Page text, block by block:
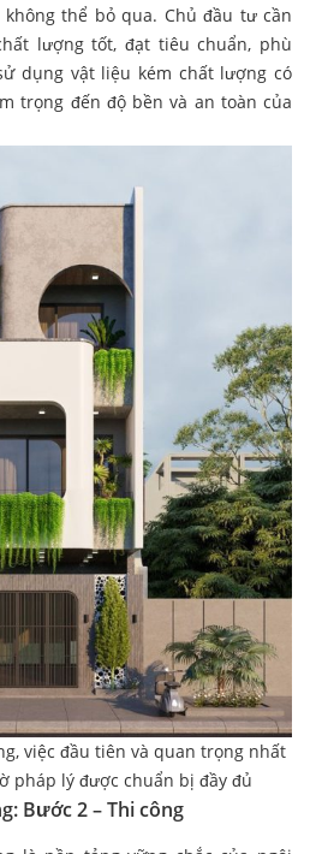
thể bỏ qua. Chủ đầu tư cần
lượng tốt, đạt tiêu chuẩn, phù
dụng vật liệu kém chất lượng có
trọng đến độ bền và an toàn của
việc đầu tiên và quan trọng nhất
pháp lý được chuẩn bị đầy đủ
Bước 2 – Thi công